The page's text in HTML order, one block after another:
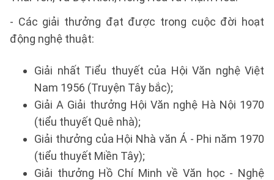
- Các giải thưởng đạt được trong cuộc đời hoạt
động nghệ thuật:
Giải nhất Tiểu thuyết của Hội Văn nghệ Việt
Nam 1956 (Truyện Tây bắc);
Giải A Giải thưởng Hội Văn nghệ Hà Nội 1970
(tiểu thuyết Quê nhà);
Giải thưởng của Hội Nhà văn Á - Phi năm 1970
(tiểu thuyết Miền Tây);
Giải thưởng Hồ Chí Minh về Văn học - Nghệ